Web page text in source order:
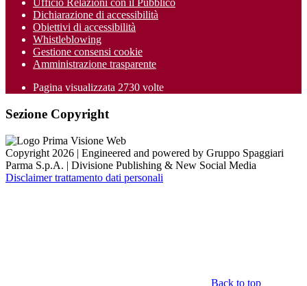
Ufficio Relazioni con il Pubblico
Dichiarazione di accessibilità
Obiettivi di accessibilità
Whistleblowing
Gestione consensi cookie
Amministrazione trasparente
Pagina visualizzata 2730 volte
Sezione Copyright
Copyright 2026 | Engineered and powered by Gruppo Spaggiari
Parma S.p.A. | Divisione Publishing & New Social Media
Disclaimer trattamento dati personali
Back to top